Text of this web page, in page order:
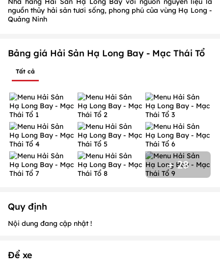
nguồn thủy hải sản tươi sống, phong phú của vùng Hạ Long -
Quảng Ninh
Bảng giá Hải Sản Hạ Long Bay - Mạc Thái Tổ
Tất cả
+ 28
Quy định
Nội dung đang cập nhật !
Để xe